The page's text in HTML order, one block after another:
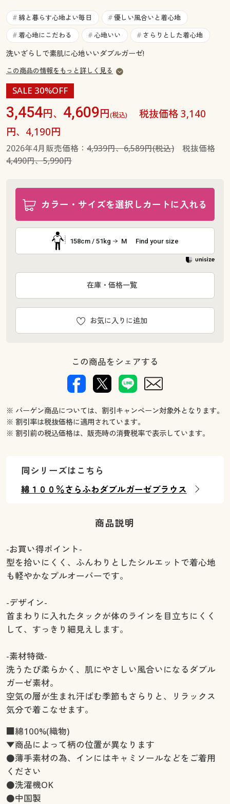
サポート
ご利用ガイド
よくある質問とお問い合わせ
よくある質問とお問い合わせ
# 綿と暮らす心地よい毎日 # 優しい風合いと着心地
# 着心地にこだわる # 心地いい # さらりとした着心地
洗いざらしで素肌に心地いいダブルガーゼ!
この商品の情報をもっと詳しく見る
SALE 30%OFF
3,454円、 4,609円(税込)
税抜価格 3,140
円、4,190円
2026年4月販売価格： 4,939円、6,589円(税込)税抜価格
4,490円、5,990円
カラー・サイズを選択しカートに入れる
158cm / 51kg M Find your size
お気に入りに追加
在庫・価格一覧
この商品をシェアする
※ バーゲン商品については、割引キャンペーン対象外となります。
※ 割引率は税抜価格に適用されています。
※ 割引前の税込価格は、販売時の消費税率で表示しています。
同シリーズはこちら
綿１００％さらふわダブルガーゼブラウス
商品説明
-お買い得ポイント-
型を拾いにくく、ふんわりとしたシルエットで着心地
も軽やかなプルオーバーです。
-デザイン-
首まわりに入れたタックが体のラインを目立ちにくく
して、すっきり細見えします。
-素材特徴-
洗うたび柔らかく、肌にやさしい風合いになるダブル
ガーゼ素材。
空気の層が生まれ汗ばむ季節もさらりと、リラックス
気分で着こなせます。
■綿100%(織物)
▼商品によって柄の位置が異なります
●薄手素材の為、インにはキャミソールなどをご着用
ください
●洗濯機OK
●中国製